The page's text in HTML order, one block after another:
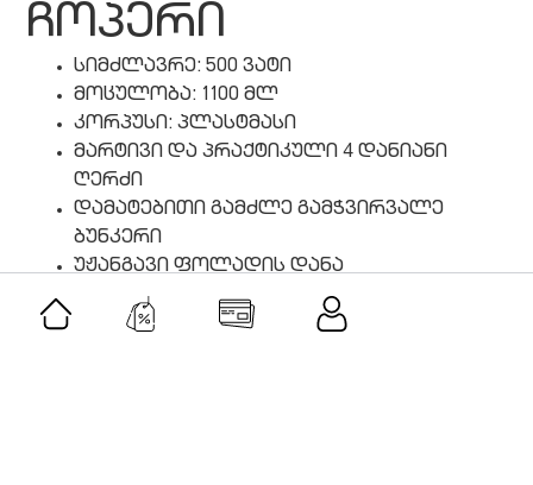
ჩოპერი
სიმძლავრე: 500 ვატი
მოცულობა: 1100 მლ
კორპუსი: პლასტმასი
მარტივი და პრაქტიკული 4 დანიანი
ღერძი
დამატებითი გამძლე გამჭვირვალე
ბუნკერი
უჟანგავი ფოლადის დანა
გარანტია: 1 წელი